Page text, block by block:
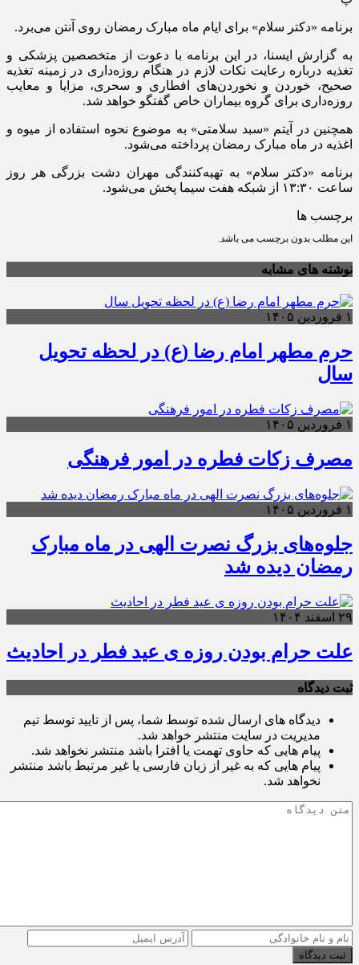
برنامه «دکتر سلام» برای ایام ماه مبارک رمضان روی آنتن می‌برد.
به گزارش ایسنا، در این برنامه با دعوت از متخصصین پزشکی و
تغذیه درباره رعایت نکات لازم در هنگام روزه‌داری در زمینه تغذیه
صحیح، خوردن و نخوردن‌های افطاری و سحری، مزایا و معایب
روزه‌داری برای گروه بیماران خاص گفتگو خواهد شد.
همچنین در آیتم «سبد سلامتی» به موضوع نحوه استفاده از میوه و
اغذیه در ماه مبارک رمضان پرداخته می‌شود.
برنامه «دکتر سلام» به تهیه‌کنندگی مهران دشت بزرگی هر روز
ساعت ۱۳:۳۰ از شبکه هفت سیما پخش می‌شود.
برچسب ها
این مطلب بدون برچسب می باشد.
نوشته های مشابه
۱ فروردین ۱۴۰۵
حرم مطهر امام رضا (ع) در لحظه تحویل
سال
۱ فروردین ۱۴۰۵
مصرف زکات فطره در امور فرهنگی
۱ فروردین ۱۴۰۵
جلوه‌های بزرگ نصرت الهی در ماه مبارک
رمضان دیده شد
۲۹ اسفند ۱۴۰۴
علت حرام بودن روزه ی عید فطر در احادیث
ثبت دیدگاه
دیدگاه های ارسال شده توسط شما، پس از تایید توسط تیم
مدیریت در سایت منتشر خواهد شد.
پیام هایی که حاوی تهمت یا افترا باشد منتشر نخواهد شد.
پیام هایی که به غیر از زبان فارسی یا غیر مرتبط باشد منتشر
نخواهد شد.
ثبت دیدگاه